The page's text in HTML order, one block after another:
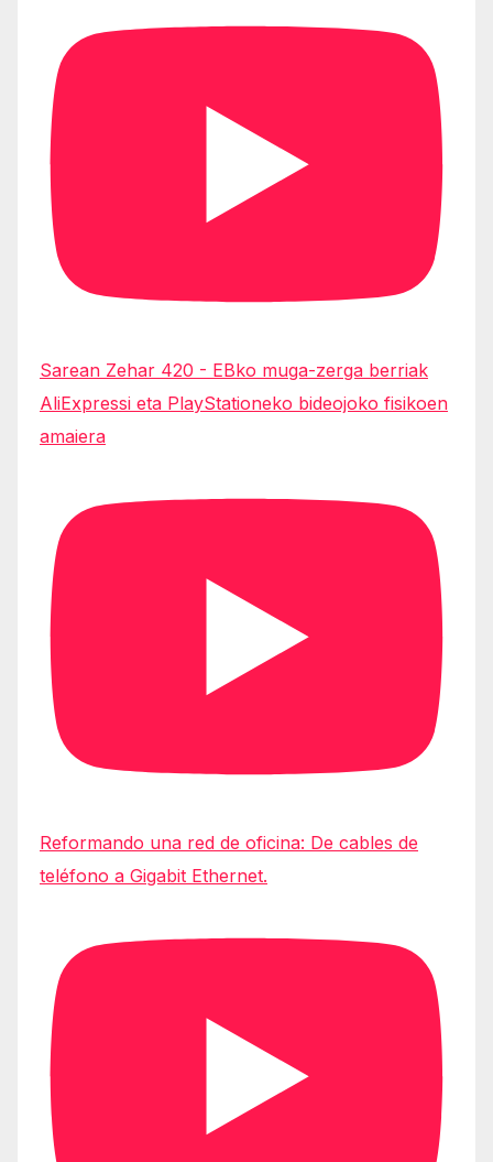
Sarean Zehar 420 - EBko muga-zerga berriak
AliExpressi eta PlayStationeko bideojoko fisikoen
amaiera
Reformando una red de oficina: De cables de
teléfono a Gigabit Ethernet.